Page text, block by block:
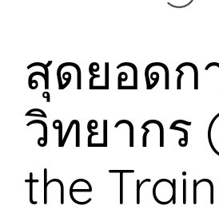
สุดยอดก
วิทยากร
the